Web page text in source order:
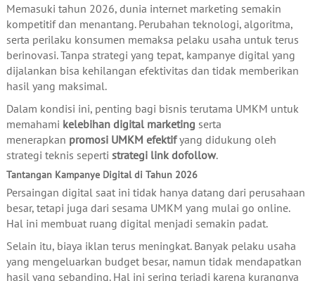
Memasuki tahun 2026, dunia internet marketing semakin
kompetitif dan menantang. Perubahan teknologi, algoritma,
serta perilaku konsumen memaksa pelaku usaha untuk terus
berinovasi. Tanpa strategi yang tepat, kampanye digital yang
dijalankan bisa kehilangan efektivitas dan tidak memberikan
hasil yang maksimal.
Dalam kondisi ini, penting bagi bisnis terutama UMKM untuk
memahami kelebihan digital marketing serta
menerapkan promosi UMKM efektifyang didukung oleh
strategi teknis seperti strategi link dofollow.
Tantangan Kampanye Digital di Tahun 2026
Persaingan digital saat ini tidak hanya datang dari perusahaan
besar, tetapi juga dari sesama UMKM yang mulai go online.
Hal ini membuat ruang digital menjadi semakin padat.
Selain itu, biaya iklan terus meningkat. Banyak pelaku usaha
yang mengeluarkan budget besar, namun tidak mendapatkan
hasil yang sebanding. Hal ini sering terjadi karena kurangnya